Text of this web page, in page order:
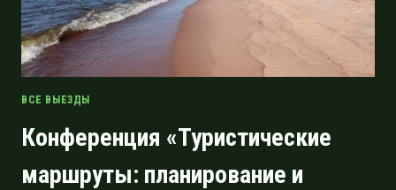
ВСЕ ВЫЕЗДЫ
Конференция «Туристические
маршруты: планирование и